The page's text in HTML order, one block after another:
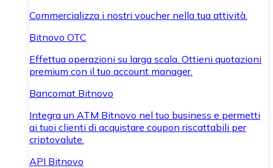
Commercializza i nostri voucher nella tua attività.
Bitnovo OTC
Effettua operazioni su larga scala. Ottieni quotazioni
premium con il tuo account manager.
Bancomat Bitnovo
Integra un ATM Bitnovo nel tuo business e permetti
ai tuoi clienti di acquistare coupon riscattabili per
criptovalute.
API Bitnovo